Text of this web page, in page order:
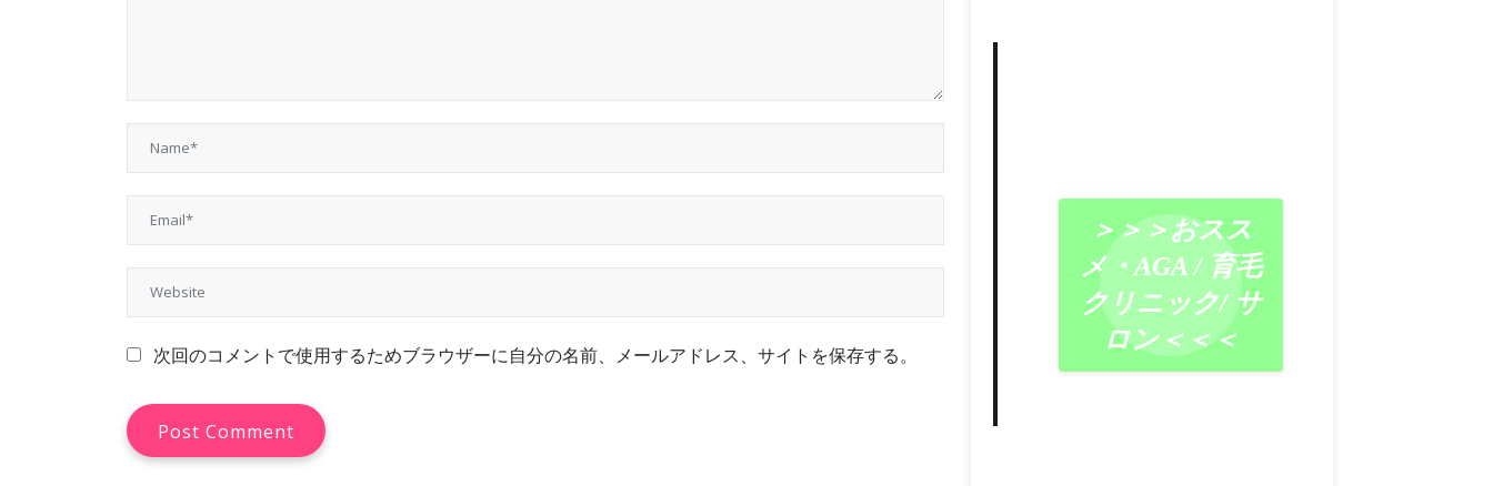
次回のコメントで使用するためブラウザーに自分の名前、メールアドレス、サイトを保存する。
＞＞＞おスス
メ・AGA / 育毛
クリニック/ サ
ロン＜＜＜